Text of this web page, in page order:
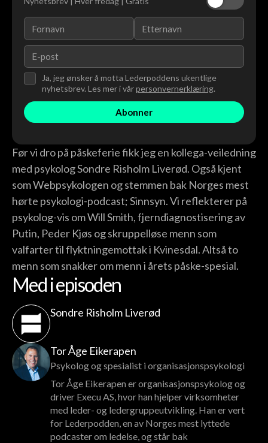
Ja, jeg ønsker å motta Lederpoddens ukentlige
nyhetsbrev. Les mer i vårpersonvernerklæring.
Før vi dro på påskeferie fikk jeg en kollega-veiledning
med psykolog Sondre Risholm Liverød. Også kjent
som Webpsykologen og stemmen bak Norges mest
hørte psykologi-podcast; Sinnsyn. Vi reflekterer på
psykolog-vis om Will Smith, fjerndiagnostisering av
Putin, Peder Kjøs og skruppelløse menn som
valfarter til flyktningemottak i Kvinesdal. Altså to
menn som snakker om menn i årets påske-spesial.
Med i episoden
Sondre Risholm Liverød
Tor Åge Eikerapen
Psykolog og spesialist i organisasjonspsykologi
Tor Åge Eikerapen er organisasjonspsykolog og
driver Execu AS, hvor han hjelper virksomheter
med leder- og ledergruppeutvikling. Han er vert
for Lederpodden, en av Norges mest lyttede
podcaster om ledelse, og står bak